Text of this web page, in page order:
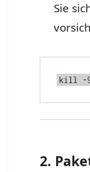
Sie
kill -9
2.